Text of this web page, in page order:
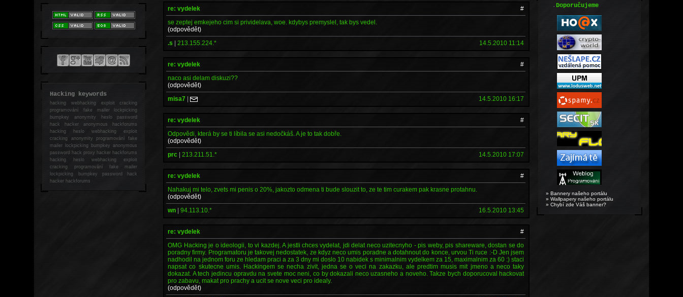
re: vydelek
#
se zeptej emkejeho cim si prividelava, woe. kdybys premyslel, tak bys vedel.
(odpovědět)
.s |213.155.224.* 14.5.2010 11:14
re: vydelek
#
naco asi delam diskuzi??
(odpovědět)
misa7 | 14.5.2010 16:17
re: vydelek
#
Odpovědi, která by se ti líbila se asi nedočkáš. A je to tak dobře.
(odpovědět)
prc |213.211.51.* 14.5.2010 17:07
re: vydelek
#
Nahakuj mi telo, zvets mi penis o 20%, jakozto odmena ti bude slouzit to, ze te tim curakem pak krasne protahnu.
(odpovědět)
wn |94.113.10.* 16.5.2010 13:45
re: vydelek
#
OMG Hacking je o ideologii, to vi kazdej. A jestli chces vydelat, jdi delat neco uzitecnyho - pis weby, pis shareware, dostan se do
poradny firmy. Programatoru je takovej nedostatek, ze kdyz neco umis poradne a dotahnout do konce, urvou Ti ruce :-D Jen jsem
nadhodil na jednom foru ze hledam praci a za 3 dny mi doslo 10 nabidek s minimalnim vydelkem za 15, maximalnim za 60 :) staci
napsat co skutecne umis. Hackingem se necha zivit, jedna se o veci na zakazku, ale predtim musis mit jmeno a neco taky
dokazat. A tech jedincu opravdu na svete moc neni, co by dokazali neco uzasneho a noveho. Takze bych doporucoval hackovat
pro zabavu, makat pro prachy a ucit se nove veci pro idealy.
(odpovědět)
Hacking keywords
hackingwebhacking exploit cracking
programování fake mailer lockpicking
bumpkey anonymity heslo password
hackhacker anonymous hackforums
hackingheslo webhacking exploit
cracking anonymity programování fake
mailer lockpicking bumpkey anonymous
password hack proxy hacker hackforums
hacking heslo webhacking exploit
cracking programování fake mailer
lockpicking bumpkey password hack
hackerhackforums
.Doporučujeme
» Bannery našeho portálu
» Wallpapery našeho portálu
» Chybí zde Váš banner?